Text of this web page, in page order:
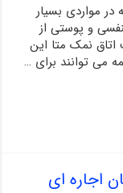
مواردی بسیار
و پوستی از
نمک متا این
می توانند برای …
اجاره ای